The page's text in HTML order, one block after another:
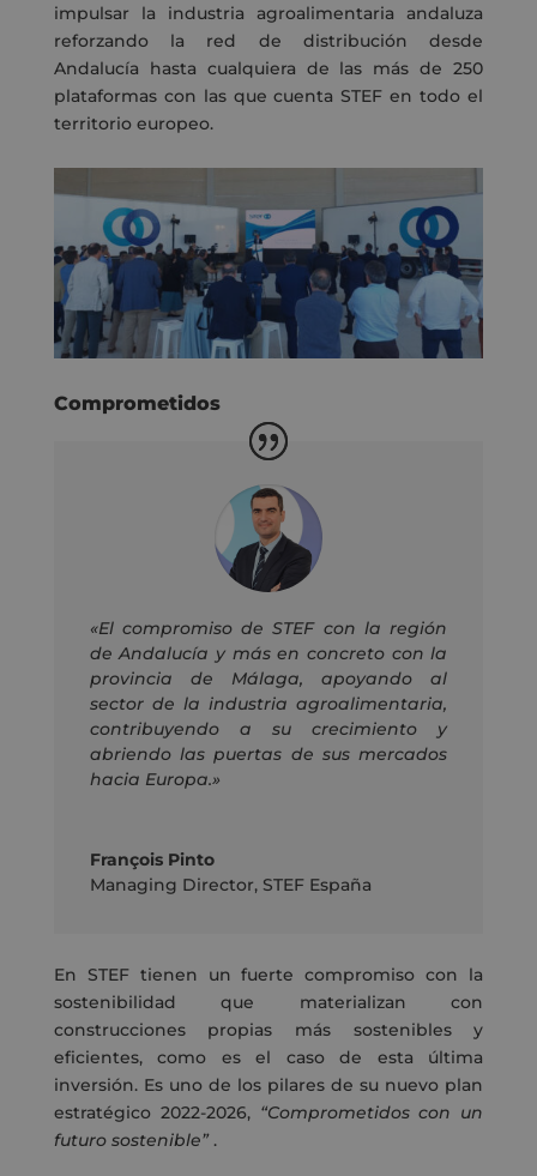
impulsar la industria agroalimentaria andaluza
reforzando la red de distribución desde
Andalucía hasta cualquiera de las más de 250
plataformas con las que cuenta STEF en todo el
territorio europeo.
Comprometidos
«El compromiso de STEF con la región
de Andalucía y más en concreto con la
provincia de Málaga, apoyando al
sector de la industria agroalimentaria,
contribuyendo a su crecimiento y
abriendo las puertas de sus mercados
hacia Europa.»
François Pinto
Managing Director, STEF España
En STEF tienen un fuerte compromiso con la
sostenibilidad que materializan con
construcciones propias más sostenibles y
eficientes, como es el caso de esta última
inversión. Es uno de los pilares de su nuevo plan
estratégico 2022-2026, “Comprometidos con un
futuro sostenible”.